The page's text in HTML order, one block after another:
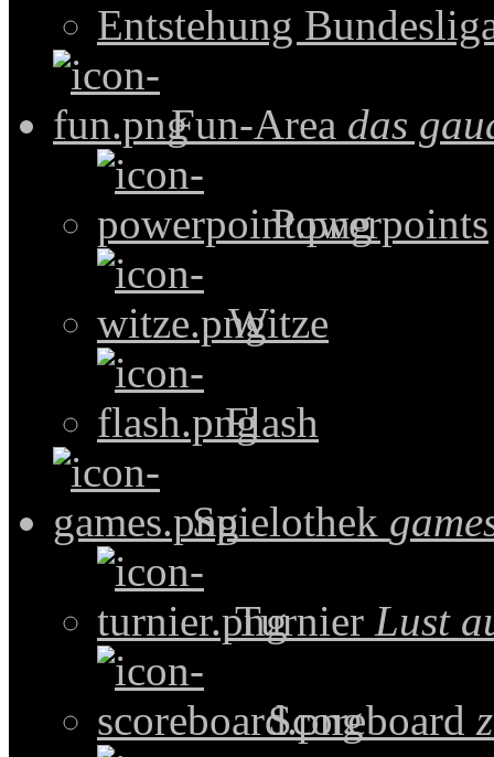
Entstehung
Fun-Area das
Powerpoints
Witze
Flash
Spielothek
Turnier Lust
Scoreboard